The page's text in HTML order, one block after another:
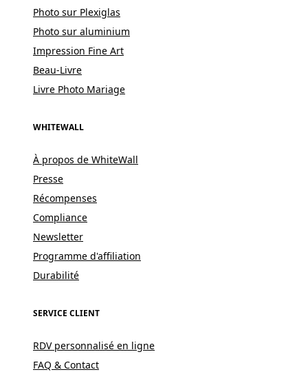
Photo sur Plexiglas
Photo sur aluminium
Impression Fine Art
Beau-Livre
Livre Photo Mariage
WHITEWALL
À propos de WhiteWall
Presse
Récompenses
Compliance
Newsletter
Programme d'affiliation
Durabilité
SERVICE CLIENT
RDV personnalisé en ligne
FAQ & Contact